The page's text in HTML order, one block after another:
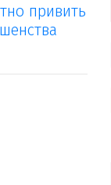
привить